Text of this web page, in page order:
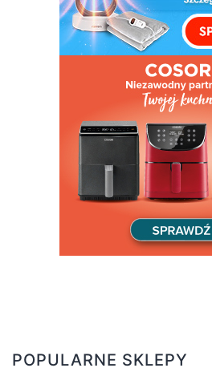
POPULARNE SKLEPY